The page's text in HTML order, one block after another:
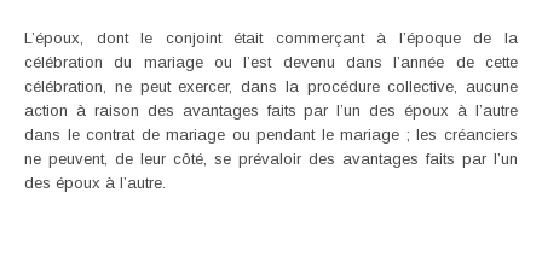
L’époux, dont le conjoint était commerçant à l’époque de la
célébration du mariage ou l’est devenu dans l’année de cette
célébration, ne peut exercer, dans la procédure collective, aucune
action à raison des avantages faits par l’un des époux à l’autre
dans le contrat de mariage ou pendant le mariage ; les créanciers
ne peuvent, de leur côté, se prévaloir des avantages faits par l’un
des époux à l’autre.